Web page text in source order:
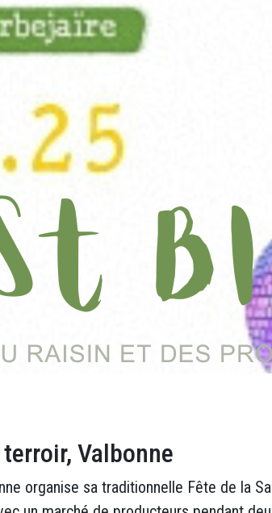
Valbonne
organise sa traditionnelle Fête de la